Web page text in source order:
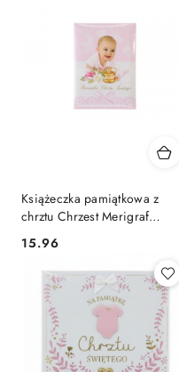
Książeczka pamiątkowa z
chrztu Chrzest Merigraf
Cena:
15.96